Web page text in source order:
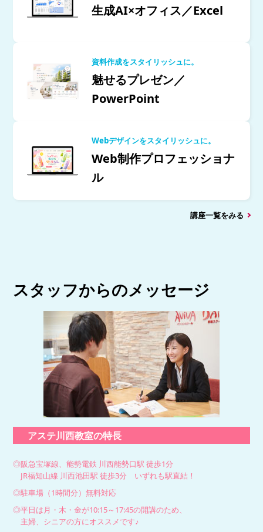
生成AI×オフィス／Excel
資料作成をスタイリッシュに。
魅せるプレゼン／
PowerPoint
Webデザインをスタイリッシュに。
Web制作プロフェッショナ
ル
講座一覧をみる
スタッフからのメッセージ
アステ川西教室の特長
◎阪急宝塚線、能勢電鉄 川西能勢口駅 徒歩1分
JR福知山線 川西池田駅 徒歩3分 いずれも駅直結！
◎駐車場（1時間分）無料対応
◎平日は月・木・金が10:15～17:45の開講のため、
主婦、シニアの方にオススメです♪